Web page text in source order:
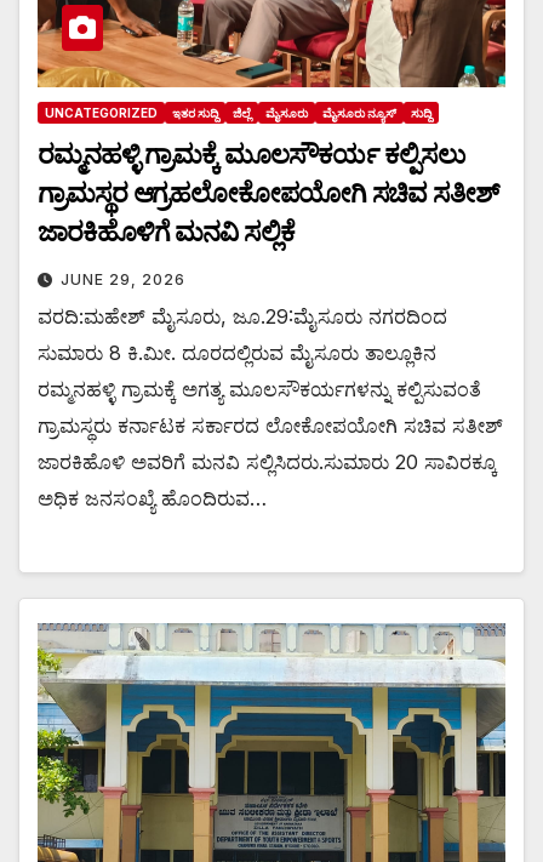
UNCATEGORIZED ಇತರ ಸುದ್ದಿ ಜಿಲ್ಲೆ ಮೈಸೂರು ಮೈಸೂರು ನ್ಯೂಸ್ ಸುದ್ದಿ
ರಮ್ಮನಹಳ್ಳಿ ಗ್ರಾಮಕ್ಕೆ ಮೂಲಸೌಕರ್ಯ ಕಲ್ಪಿಸಲು
ಗ್ರಾಮಸ್ಥರ ಆಗ್ರಹಲೋಕೋಪಯೋಗಿ ಸಚಿವ ಸತೀಶ್
ಜಾರಕಿಹೊಳಿಗೆ ಮನವಿ ಸಲ್ಲಿಕೆ
JUNE 29, 2026
ವರದಿ:ಮಹೇಶ್ ಮೈಸೂರು, ಜೂ.29:ಮೈಸೂರು ನಗರದಿಂದ
ಸುಮಾರು 8 ಕಿ.ಮೀ. ದೂರದಲ್ಲಿರುವ ಮೈಸೂರು ತಾಲ್ಲೂಕಿನ
ರಮ್ಮನಹಳ್ಳಿ ಗ್ರಾಮಕ್ಕೆ ಅಗತ್ಯ ಮೂಲಸೌಕರ್ಯಗಳನ್ನು ಕಲ್ಪಿಸುವಂತೆ
ಗ್ರಾಮಸ್ಥರು ಕರ್ನಾಟಕ ಸರ್ಕಾರದ ಲೋಕೋಪಯೋಗಿ ಸಚಿವ ಸತೀಶ್
ಜಾರಕಿಹೊಳಿ ಅವರಿಗೆ ಮನವಿ ಸಲ್ಲಿಸಿದರು.ಸುಮಾರು 20 ಸಾವಿರಕ್ಕೂ
ಅಧಿಕ ಜನಸಂಖ್ಯೆ ಹೊಂದಿರುವ…